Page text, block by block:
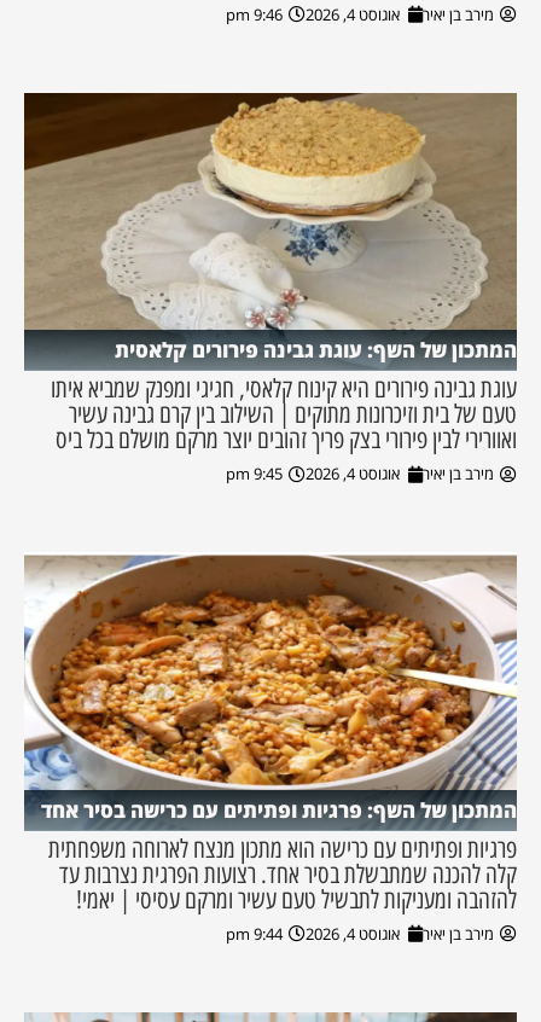
מירב בן יאיר אוגוסט 4, 2026 9:46 pm
המתכון של השף: עוגת גבינה פירורים קלאסית
עוגת גבינה פירורים היא קינוח קלאסי, חגיגי ומפנק שמביא איתו
טעם של בית וזיכרונות מתוקים | השילוב בין קרם גבינה עשיר
ואוורירי לבין פירורי בצק פריך זהובים יוצר מרקם מושלם בכל ביס
מירב בן יאיר אוגוסט 4, 2026 9:45 pm
המתכון של השף: פרגיות ופתיתים עם כרישה בסיר אחד
פרגיות ופתיתים עם כרישה הוא מתכון מנצח לארוחה משפחתית
קלה להכנה שמתבשלת בסיר אחד. רצועות הפרגית נצרבות עד
להזהבה ומעניקות לתבשיל טעם עשיר ומרקם עסיסי | יאמי!
מירב בן יאיר אוגוסט 4, 2026 9:44 pm